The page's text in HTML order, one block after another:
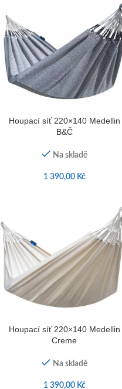
Houpací síť 220×140 Medellin
B&Č
Na skladě
1 390,00 Kč
Houpací síť 220×140 Medellin
Creme
Na skladě
1 390,00 Kč